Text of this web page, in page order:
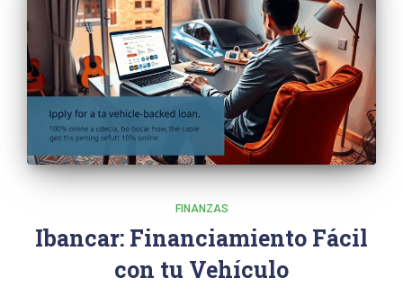
FINANZAS
Ibancar: Financiamiento Fácil
con tu Vehículo